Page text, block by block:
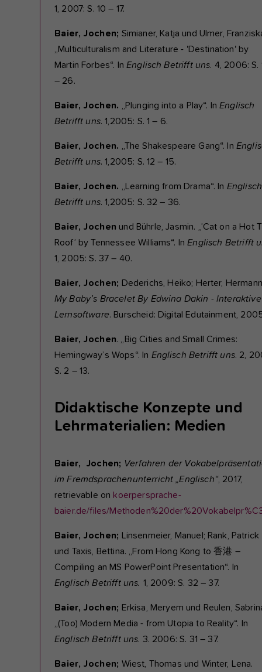
1, 2007: S. 10 – 17.
Baier, Jochen; Simianer, Katja und Ulmer,
„Multiculturalism and Literature - 'Destination' by
Martin Forbes“. InEnglisch Betrifft uns. 4, 2006: S.
– 26.
Baier, Jochen. „Plunging into a Play“. InEnglisch
Betrifft uns. 1,2005: S. 1 – 6.
Baier, Jochen. „The Shakespeare Gang“. In
Betrifft uns. 1,2005: S. 12 – 15.
Baier, Jochen. „Learning from Drama“. In Englisch
Betrifft uns. 1,2005: S. 32 – 36.
Baier, Jochen und Bührle, Jasmin. „’Cat on a Hot
Roof’ by Tennessee Williams“. InEnglisch Betrifft
1, 2005: S. 37 – 40.
Baier, Jochen; Dederichs, Heiko; Herter,
My Baby’s Bracelet By Edwina Dakin - lnteraktive
Lernsoftware. Burscheid: Digital Edutainment,
Baier, Jochen. „Big Cities and Small Crimes:
Hemingway’s Wops“. In Englisch Betrifft uns. 2,
S. 2 – 13.
Didaktische Konzepte und
Lehrmaterialien: Medien
Baier, Jochen; Verfahren der
im Fremdsprachenunterricht „Englisch“, 2017,
retrievable on koerpersprache-
baier.de/files/
Baier, Jochen; Linsenmeier, Manuel; Rank, Patrick
und Taxis, Bettina. „From Hong Kong to 香港 –
Compiling an MS PowerPoint Presentation“. In
Englisch Betrifft uns. 1, 2009: S. 32 – 37.
Baier, Jochen; Erkisa, Meryem und Reulen,
„(Too) Modern Media - from Utopia to Reality“. In
Englisch Betrifft uns. 3. 2006: S. 31 – 37.
Baier, Jochen; Wiest, Thomas und Winter, Lena.